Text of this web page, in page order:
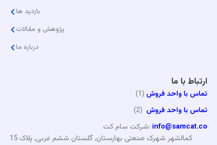
بازدید ها
پژوهش و مقالات
درباره ما
ارتباط با ما
تماس با واحد فروش (1)
تماس با واحد فروش (2)
شرکت سام کت: info@samcat.co
کمالشهر شهرک صنعتی بهارستان, گلستان ششم غربی, پلاک 15